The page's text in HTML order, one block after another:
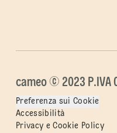
cameo © 2023 P.IVA
Preferenza sui Cookie
Accessibilità
Privacy e Cookie Policy